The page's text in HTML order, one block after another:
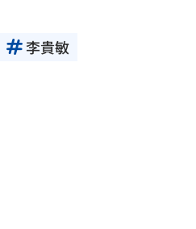
李貴敏